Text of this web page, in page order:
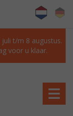
t/m 8 augustus.
voor u klaar.